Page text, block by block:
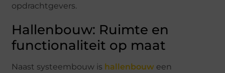
opdrachtgevers.
Hallenbouw: Ruimte en
functionaliteit op maat
Naast systeembouw is hallenbouw een